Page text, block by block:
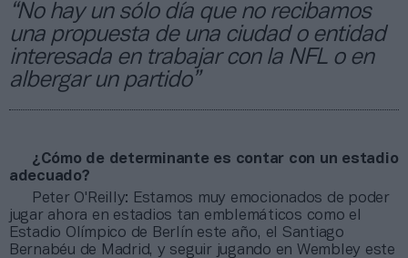
“No hay un sólo día que no recibamos
una propuesta de una ciudad o entidad
interesada en trabajar con la NFL o en
albergar un partido”
¿Cómo de determinante es contar con un estadio
adecuado?
Peter O'Reilly: Estamos muy emocionados de poder
jugar ahora en estadios tan emblemáticos como el
Estadio Olímpico de Berlín este año, el Santiago
Bernabéu de Madrid, y seguir jugando en Wembley este